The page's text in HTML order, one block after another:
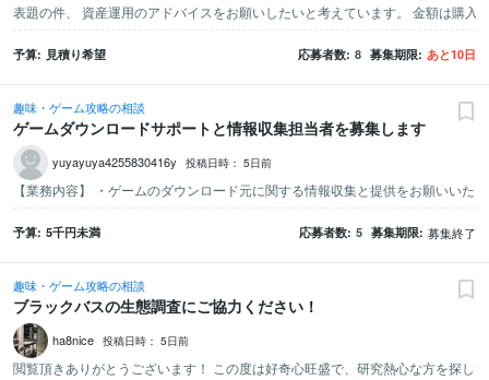
予算 見積り希望 応募者数 8 募集期限 あと10日
趣味・ゲーム攻略の相談
ゲームダウンロードサポートと情報収集担当者を募集します
yuyayuya4255830416y 投稿日時： 5日前
予算 5千円未満 応募者数 5 募集期限 募集終了
趣味・ゲーム攻略の相談
ブラックバスの生態調査にご協力ください！
ha8nice 投稿日時： 5日前